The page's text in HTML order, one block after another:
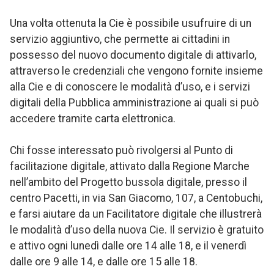
Una volta ottenuta la Cie è possibile usufruire di un
servizio aggiuntivo, che permette ai cittadini in
possesso del nuovo documento digitale di attivarlo,
attraverso le credenziali che vengono fornite insieme
alla Cie e di conoscere le modalità d’uso, e i servizi
digitali della Pubblica amministrazione ai quali si può
accedere tramite carta elettronica.
Chi fosse interessato può rivolgersi al Punto di
facilitazione digitale, attivato dalla Regione Marche
nell’ambito del Progetto bussola digitale, presso il
centro Pacetti, in via San Giacomo, 107, a Centobuchi,
e farsi aiutare da un Facilitatore digitale che illustrerà
le modalità d’uso della nuova Cie. Il servizio è gratuito
e attivo ogni lunedì dalle ore 14 alle 18, e il venerdì
dalle ore 9 alle 14, e dalle ore 15 alle 18.